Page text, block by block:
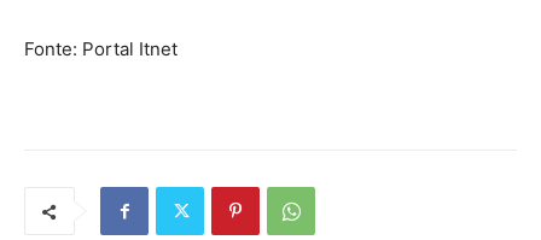
Fonte: Portal Itnet